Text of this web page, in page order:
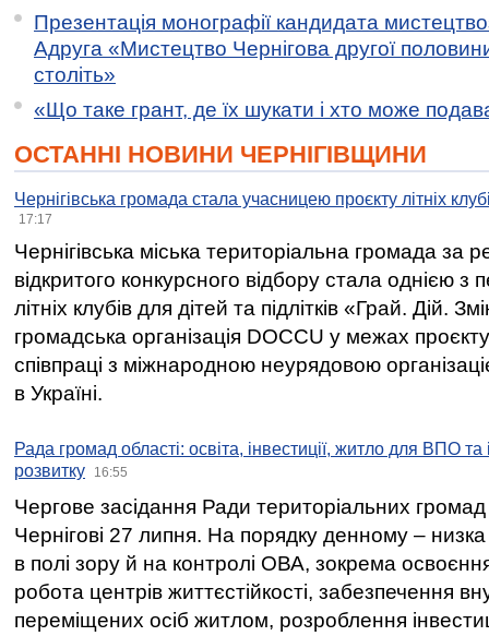
Презентація монографії кандидата
Адруга «Мистецтво Чернігова другої
століть»
«Що таке грант, де їх шукати і хто може
ОСТАННІ НОВИНИ ЧЕРНІГІВЩИНИ
Чернігівська громада стала учасницею проєкту літніх
17:17
Чернігівська міська територіальна громада за
відкритого конкурсного відбору стала однією
літніх клубів для дітей та підлітків «Грай. Дій.
громадська організація DOCCU у межах
співпраці з міжнародною неурядовою
в Україні.
Рада громад області: освіта, інвестиції, житло для ВПО
розвитку
16:55
Чергове засідання Ради територіальних громад
Чернігові 27 липня. На порядку денному –
в полі зору й на контролі ОВА, зокрема освоєння
робота центрів життєстійкості, забезпечення
переміщених осіб житлом, розроблення